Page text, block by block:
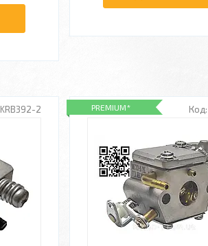
KRB392-2 PREMIUM*